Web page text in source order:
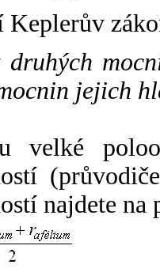
Keplerův
druhých
jejich
velké
(průvodiče
najdete na